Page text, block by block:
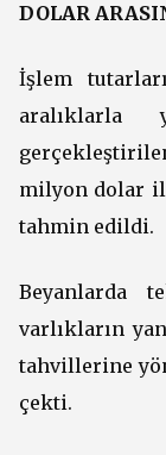
DOLAR
İşlem
aralıklarla
milyon dolar
tahmin edildi.
Beyanlarda
varlıkların
tahvillerine
çekti.